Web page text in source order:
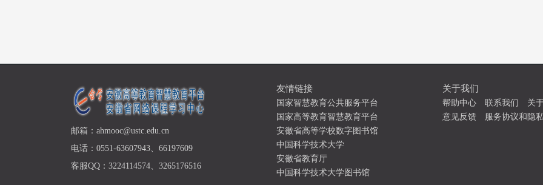
邮箱：ahmooc@ustc.edu.cn
电话：0551-63607943、66197609
客服QQ：3224114574、3265176516
友情链接
国家智慧教育公共服务平台
国家高等教育智慧教育平台
安徽省高等学校数字图书馆
中国科学技术大学
安徽省教育厅
中国科学技术大学图书馆
关于我们
帮助中心 联系我们
关
意见反馈
服务协议和隐